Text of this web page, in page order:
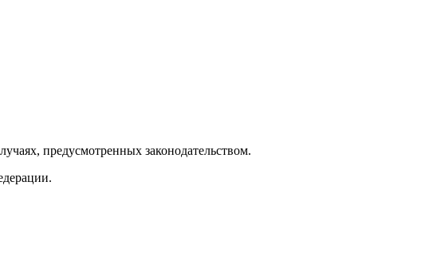
предусмотренных законодательством.